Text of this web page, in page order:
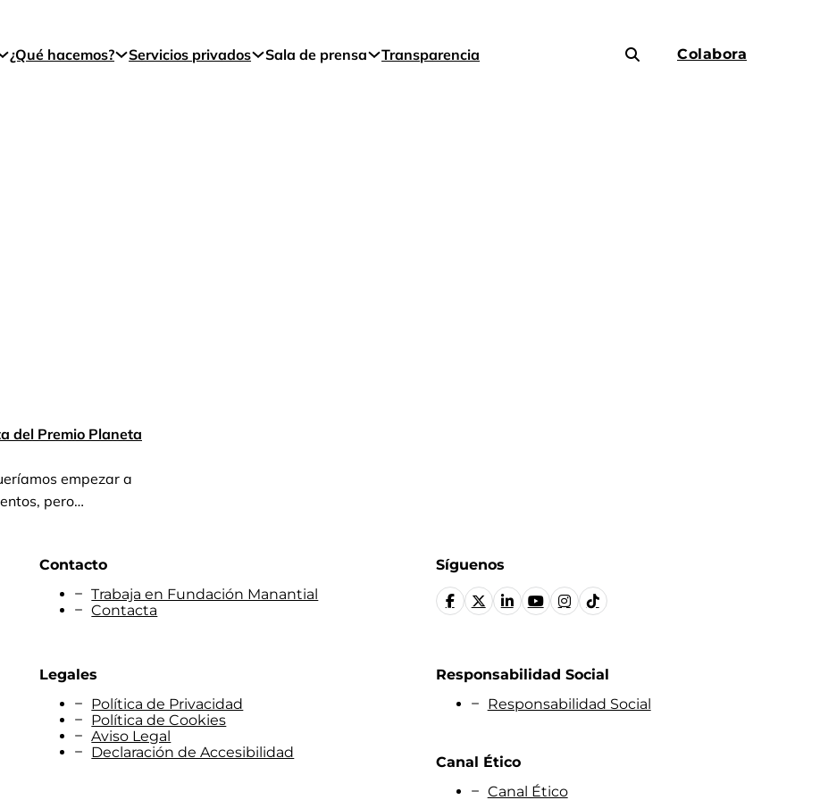
¿Qué hacemos? Servicios privados Sala de prensa Transparencia Colabora
del Premio Planeta
empezar a
pero…
Contacto
Trabaja en Fundación Manantial
Contacta
Legales
Política de Privacidad
Política de Cookies
Aviso Legal
Declaración de Accesibilidad
Síguenos
Responsabilidad Social
Responsabilidad Social
Canal Ético
Canal Ético